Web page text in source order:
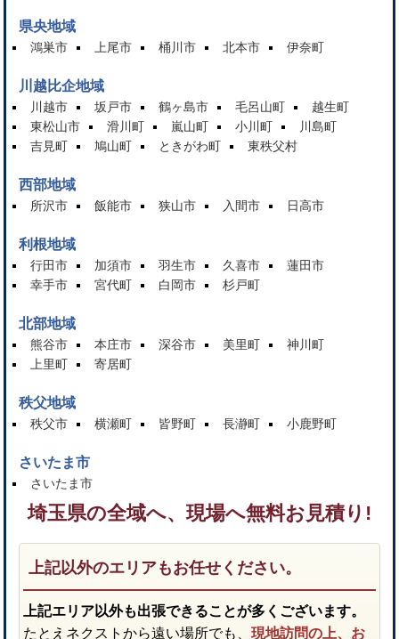
県央地域
鴻巣市 上尾市 桶川市 北本市 伊奈町
川越比企地域
川越市 坂戸市 鶴ヶ島市 毛呂山町
越生町
東松山市
滑川町 嵐山町 小川町
川島町
吉見町
鳩山町 ときがわ町 東秩父村
西部地域
所沢市 飯能市 狭山市 入間市 日高市
利根地域
行田市 加須市 羽生市 久喜市
蓮田市
幸手市
宮代町 白岡市 杉戸町
北部地域
熊谷市 本庄市 深谷市 美里町
神川町
上里町
寄居町
秩父地域
秩父市 横瀬町 皆野町 長瀞町 小鹿野町
さいたま市
さいたま市
埼玉県の全域へ、現場へ無料お見積り!
上記以外のエリアもお任せください。
上記エリア以外も出張できることが多くございます。
たとえネクストから遠い場所でも、現地訪問の上、お